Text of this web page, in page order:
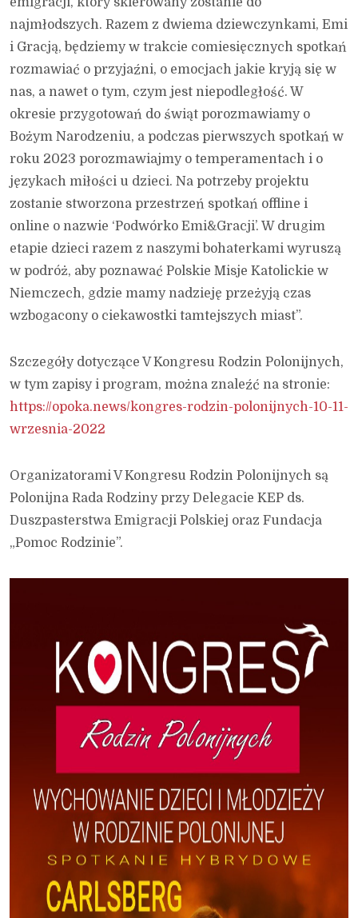
najmłodszych. Razem z dwiema dziewczynkami, Emi
i Gracją, będziemy w trakcie comiesięcznych spotkań
rozmawiać o przyjaźni, o emocjach jakie kryją się w
nas, a nawet o tym, czym jest niepodległość. W
okresie przygotowań do świąt porozmawiamy o
Bożym Narodzeniu, a podczas pierwszych spotkań w
roku 2023 porozmawiajmy o temperamentach i o
językach miłości u dzieci. Na potrzeby projektu
zostanie stworzona przestrzeń spotkań offline i
online o nazwie ‘Podwórko Emi&Gracji’. W drugim
etapie dzieci razem z naszymi bohaterkami wyruszą
w podróż, aby poznawać Polskie Misje Katolickie w
Niemczech, gdzie mamy nadzieję przeżyją czas
wzbogacony o ciekawostki tamtejszych miast”.
Szczegóły dotyczące V Kongresu Rodzin Polonijnych,
w tym zapisy i program, można znaleźć na stronie:
https://opoka.news/kongres-rodzin-polonijnych-10-11-
wrzesnia-2022
Organizatorami V Kongresu Rodzin Polonijnych są
Polonijna Rada Rodziny przy Delegacie KEP ds.
Duszpasterstwa Emigracji Polskiej oraz Fundacja
„Pomoc Rodzinie”.